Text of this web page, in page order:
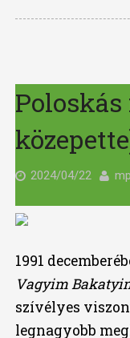
2024/04/22 mp
1991
Vagyim
szívélyes
legnagyobb